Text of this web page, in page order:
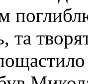
та